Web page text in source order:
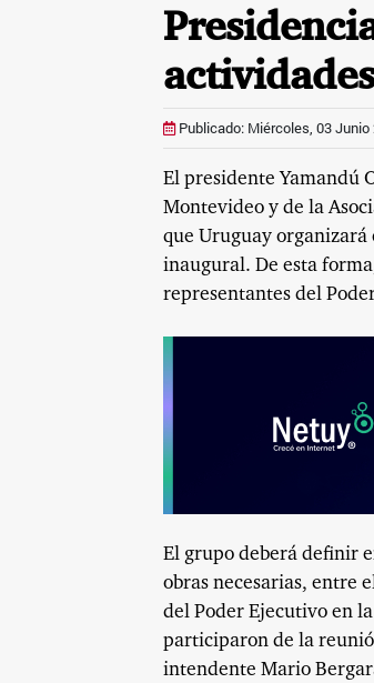
Publicado: Miércoles, 03 Junio
El presidente Yamandú
Montevideo y de la
que Uruguay
inaugural. De esta
representantes del
El grupo deberá definir
obras necesarias, entre
del Poder Ejecutivo en
participaron de la
intendente Mario